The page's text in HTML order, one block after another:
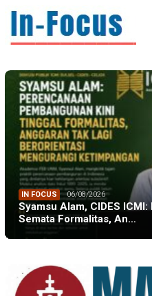
IN FOCUS 06/08/2026
Syamsu Alam, CIDES
Semata Formalitas, An…